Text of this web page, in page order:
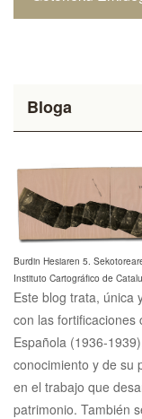
Bloga
Burdin Hesiaren 5.
Instituto Cartográfico de
Este blog trata, única
con las fortificaciones
Española (1936-
conocimiento y de su
en el trabajo que
patrimonio. También